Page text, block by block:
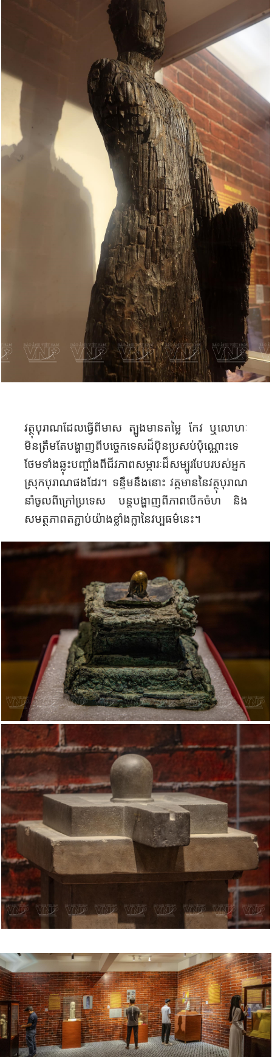
វត្ថុបុរាណដែលធ្វើពីមាស ត្បូងមានតម្លៃ កែវ ឬលោហៈ
មិនត្រឹមតែបង្ហាញពីបច្ចេកទេសដ៏ប៉ិនប្រសប់ប៉ុណ្ណោះទេ
ថែមទាំងឆ្លុះបញ្ចាំងពីជីវភាពសម្ភារៈដ៏សម្បូរបែបរបស់អ្នក
ស្រុកបុរាណផងដែរ។ ទន្ទឹមនឹងនោះ វត្តមាននៃវត្ថុបុរាណ
នាំចូលពីក្រៅប្រទេស បន្តបង្ហាញពីភាពបើកចំហ និង
សមត្ថភាពតភ្ជាប់យ៉ាងខ្លាំងក្លានៃវប្បធម៌នេះ។